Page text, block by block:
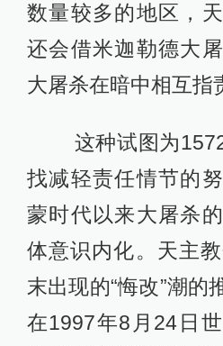
数量较多的地区，
还会借米迦勒德大
大屠杀在暗中相互
这种试图为1572
找减轻责任情节的
蒙时代以来大屠杀
体意识内化。天主
末出现的“悔改”潮的
在1997年8月24日